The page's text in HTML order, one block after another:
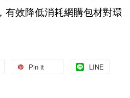
有效降低消耗網購包材對環
Pin it LINE